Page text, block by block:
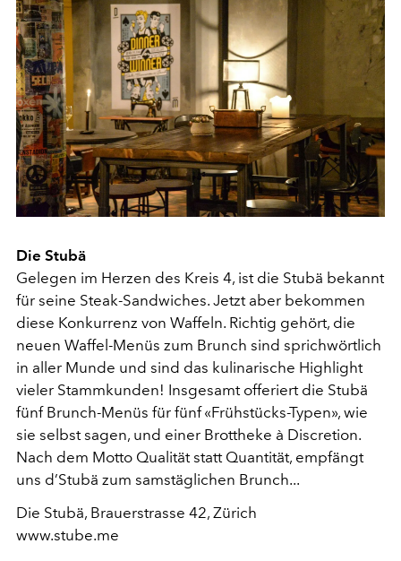
Die Stubä
Gelegen im Herzen des Kreis 4, ist die Stubä bekannt
für seine Steak-Sandwiches. Jetzt aber bekommen
diese Konkurrenz von Waffeln. Richtig gehört, die
neuen Waffel-Menüs zum Brunch sind sprichwörtlich
in aller Munde und sind das kulinarische Highlight
vieler Stammkunden! Insgesamt offeriert die Stubä
fünf Brunch-Menüs für fünf «Frühstücks-Typen», wie
sie selbst sagen, und einer Brottheke à Discretion.
Nach dem Motto Qualität statt Quantität, empfängt
uns d’Stubä zum samstäglichen Brunch...
Die Stubä, Brauerstrasse 42, Zürich
www.stube.me